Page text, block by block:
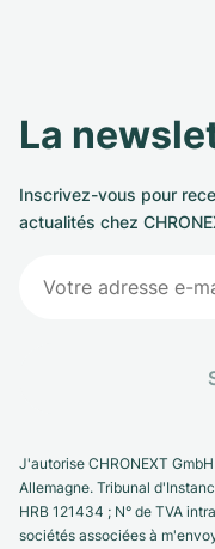
La
Inscrivez-vous pour
actualités chez
J'autorise CHRONEXT
Allemagne. Tribunal
HRB 121434 ; N° de TVA
sociétés associées à